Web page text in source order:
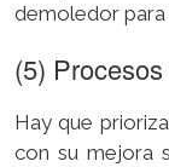
demoledor para
(5)
Hay que
con su mejora